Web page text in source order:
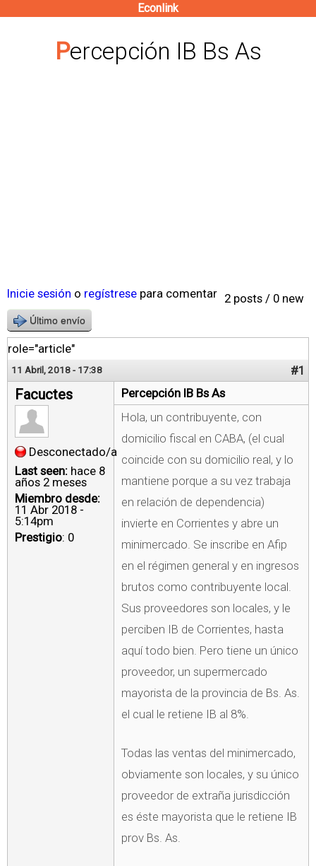
contenido
Econlink
Percepción IB Bs As
2 posts / 0 new
Inicie sesión o regístrese para comentar
Último envío
role="article"
11 Abril, 2018 - 17:38 #1
Facuctes
Desconectado/a
Last seen: hace 8
años 2 meses
Miembro desde:
11 Abr 2018 -
5:14pm
Prestigio: 0
Percepción IB Bs As
Hola, un contribuyente, con
domicilio fiscal en CABA, (el cual
coincide con su domicilio real, y lo
mantiene porque a su vez trabaja
en relación de dependencia)
invierte en Corrientes y abre un
minimercado. Se inscribe en Afip
en el régimen general y en ingresos
brutos como contribuyente local.
Sus proveedores son locales, y le
perciben IB de Corrientes, hasta
aquí todo bien. Pero tiene un único
proveedor, un supermercado
mayorista de la provincia de Bs. As.
el cual le retiene IB al 8%.
Todas las ventas del minimercado,
obviamente son locales, y su único
proveedor de extraña jurisdicción
es éste mayorista que le retiene IB
prov Bs. As.